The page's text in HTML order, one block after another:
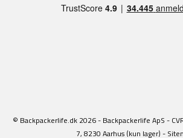
© Backpackerlife.dk 2026 - Backpackerlife ApS -
7, 8230 Aarhus (kun lager) -